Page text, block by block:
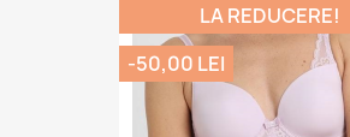
LA REDUCERE!
-50,00 LEI